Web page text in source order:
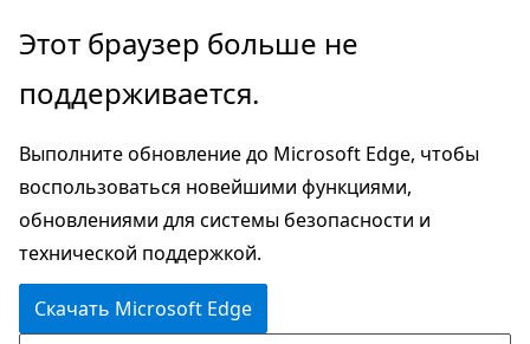
Пропустить
перейти
основному
содержимому
Этот браузер больше не
поддерживается.
Выполните обновление до Microsoft Edge, чтобы
воспользоваться новейшими функциями,
обновлениями для системы безопасности и
технической поддержкой.
Скачать Microsoft Edge